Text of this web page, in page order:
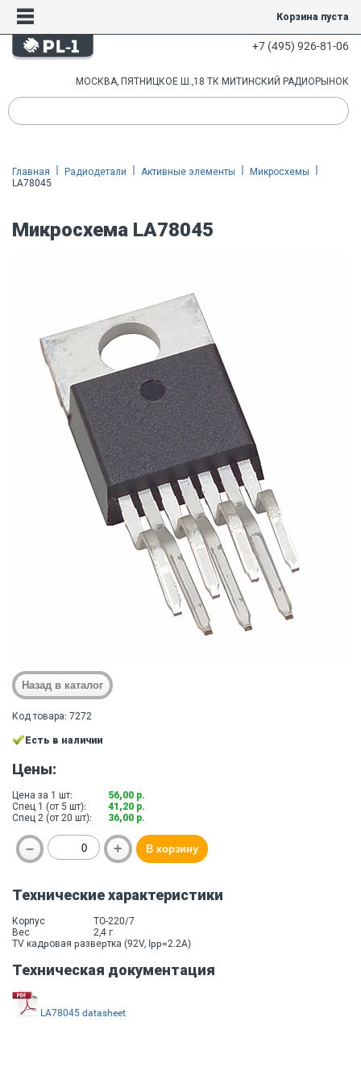
Корзина пуста
+7 (495) 926-81-06
МОСКВА, ПЯТНИЦКОЕ Ш.,18 ТК МИТИНСКИЙ РАДИОРЫНОК
Главная Радиодетали Активные элементы
Микросхемы
LA78045
Микросхема LA78045
Код товара: 7272
Есть в наличии
Цены:
Цена за 1 шт:
56,00 р.
Спец 1 (от 5 шт):
41,20 р.
Спец 2 (от 20 шт):
36,00 р.
Технические характеристики
Корпус
TO-220/7
Вес
2,4 г
TV кадpовая pазвеpтка (92V, Ipp=2.2A)
Техническая документация
LA78045 datasheet